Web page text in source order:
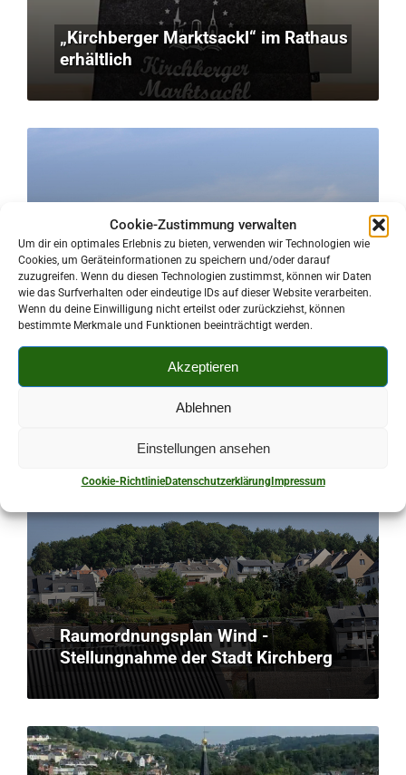
Cookie-Zustimmung verwalten
Um dir ein optimales Erlebnis zu bieten, verwenden wir Technologien wie
Cookies, um Geräteinformationen zu speichern und/oder darauf
zuzugreifen. Wenn du diesen Technologien zustimmst, können wir Daten
wie das Surfverhalten oder eindeutige IDs auf dieser Website verarbeiten.
Wenn du deine Einwilligung nicht erteilst oder zurückziehst, können
bestimmte Merkmale und Funktionen beeinträchtigt werden.
Akzeptieren
Ablehnen
Einstellungen ansehen
Cookie-RichtlinieDatenschutzerklärungImpressum
„Kirchberger Marktsackl“ im Rathaus
erhältlich
Raumordnungsplan Wind -
Stellungnahme der Stadt Kirchberg